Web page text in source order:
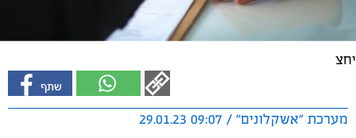
יחצ
מערכת "אשקלונים" / 09:07 29.01.23